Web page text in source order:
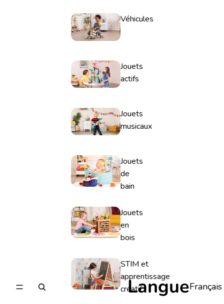
Véhicules
Jouets
actifs
Jouets
musicaux
Jouets
de
bain
Jouets
en
bois
STIM et
apprentissage
créatif
Langue